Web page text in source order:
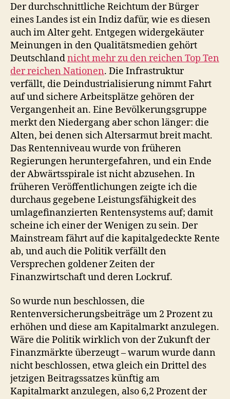
Der durchschnittliche Reichtum der Bürger
eines Landes ist ein Indiz dafür, wie es diesen
auch im Alter geht. Entgegen widergekäuter
Meinungen in den Qualitätsmedien gehört
Deutschlandnicht mehr zu den reichen Top Ten
der reichen Nationen. Die Infrastruktur
verfällt, die Deindustrialisierung nimmt Fahrt
auf und sichere Arbeitsplätze gehören der
Vergangenheit an. Eine Bevölkerungsgruppe
merkt den Niedergang aber schon länger: die
Alten, bei denen sich Altersarmut breit macht.
Das Rentenniveau wurde von früheren
Regierungen heruntergefahren, und ein Ende
der Abwärtsspirale ist nicht abzusehen. In
früheren Veröffentlichungen zeigte ich die
durchaus gegebene Leistungsfähigkeit des
umlagefinanzierten Rentensystems auf; damit
scheine ich einer der Wenigen zu sein. Der
Mainstream fährt auf die kapitalgedeckte Rente
ab, und auch die Politik verfällt den
Versprechen goldener Zeiten der
Finanzwirtschaft und deren Lockruf.
So wurde nun beschlossen, die
Rentenversicherungsbeiträge um 2 Prozent zu
erhöhen und diese am Kapitalmarkt anzulegen.
Wäre die Politik wirklich von der Zukunft der
Finanzmärkte überzeugt – warum wurde dann
nicht beschlossen, etwa gleich ein Drittel des
jetzigen Beitragssatzes künftig am
Kapitalmarkt anzulegen, also 6,2 Prozent der